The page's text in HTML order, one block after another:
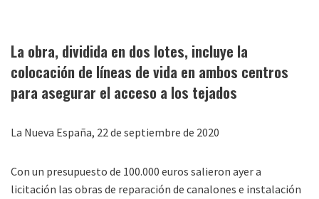
La obra, dividida en dos lotes, incluye la
colocación de líneas de vida en ambos centros
para asegurar el acceso a los tejados
La Nueva España, 22 de septiembre de 2020
Con un presupuesto de 100.000 euros salieron ayer a
licitación las obras de reparación de canalones e instalación